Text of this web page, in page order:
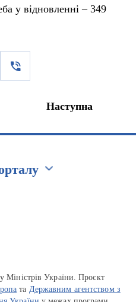
у відновленні – 349
Наступна
Міністрів України. Проєкт
та Державним агентством з